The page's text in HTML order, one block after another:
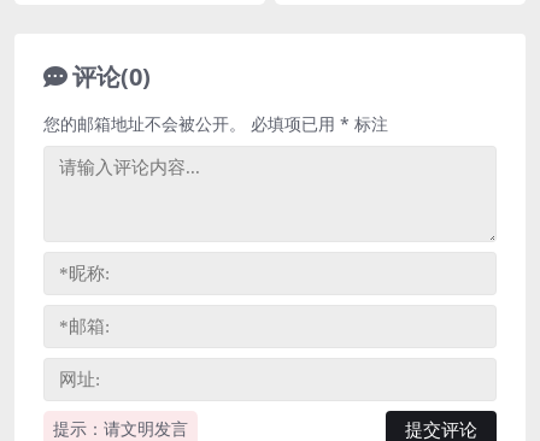
评论(0)
提示：请文明发言
您的邮箱地址不会被公开。 必填项已用 * 标注